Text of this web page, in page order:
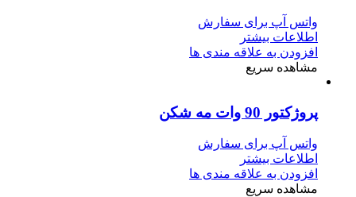
واتس آپ برای سفارش
اطلاعات بیشتر
افزودن به علاقه مندی ها
مشاهده سریع
پروژکتور 90 وات مه شکن
واتس آپ برای سفارش
اطلاعات بیشتر
افزودن به علاقه مندی ها
مشاهده سریع